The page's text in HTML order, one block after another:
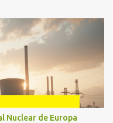
Nuclear de Europa